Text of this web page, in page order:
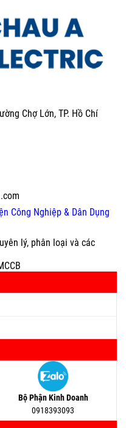
Bộ Phận Kinh Doanh
0918393093
Chợ Lớn, TP. Hồ Chí
Công Nghiệp & Dân Dụng
lý, phân loại và các